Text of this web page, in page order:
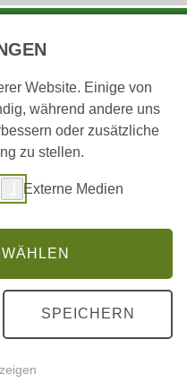
Wald
ROTWILD
Website. Einige von
während andere uns
oder zusätzliche
zu stellen.
Externe Medien
SPEICHERN